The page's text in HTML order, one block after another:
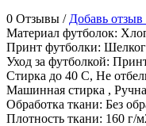
0 Отзывы / Добавь
Материал футболок:
Принт футболки:
Уход за футболкой:
Стирка до 40 С, Не
Машинная стирка ,
Обработка ткани: Без
Плотность ткани: 160 г/